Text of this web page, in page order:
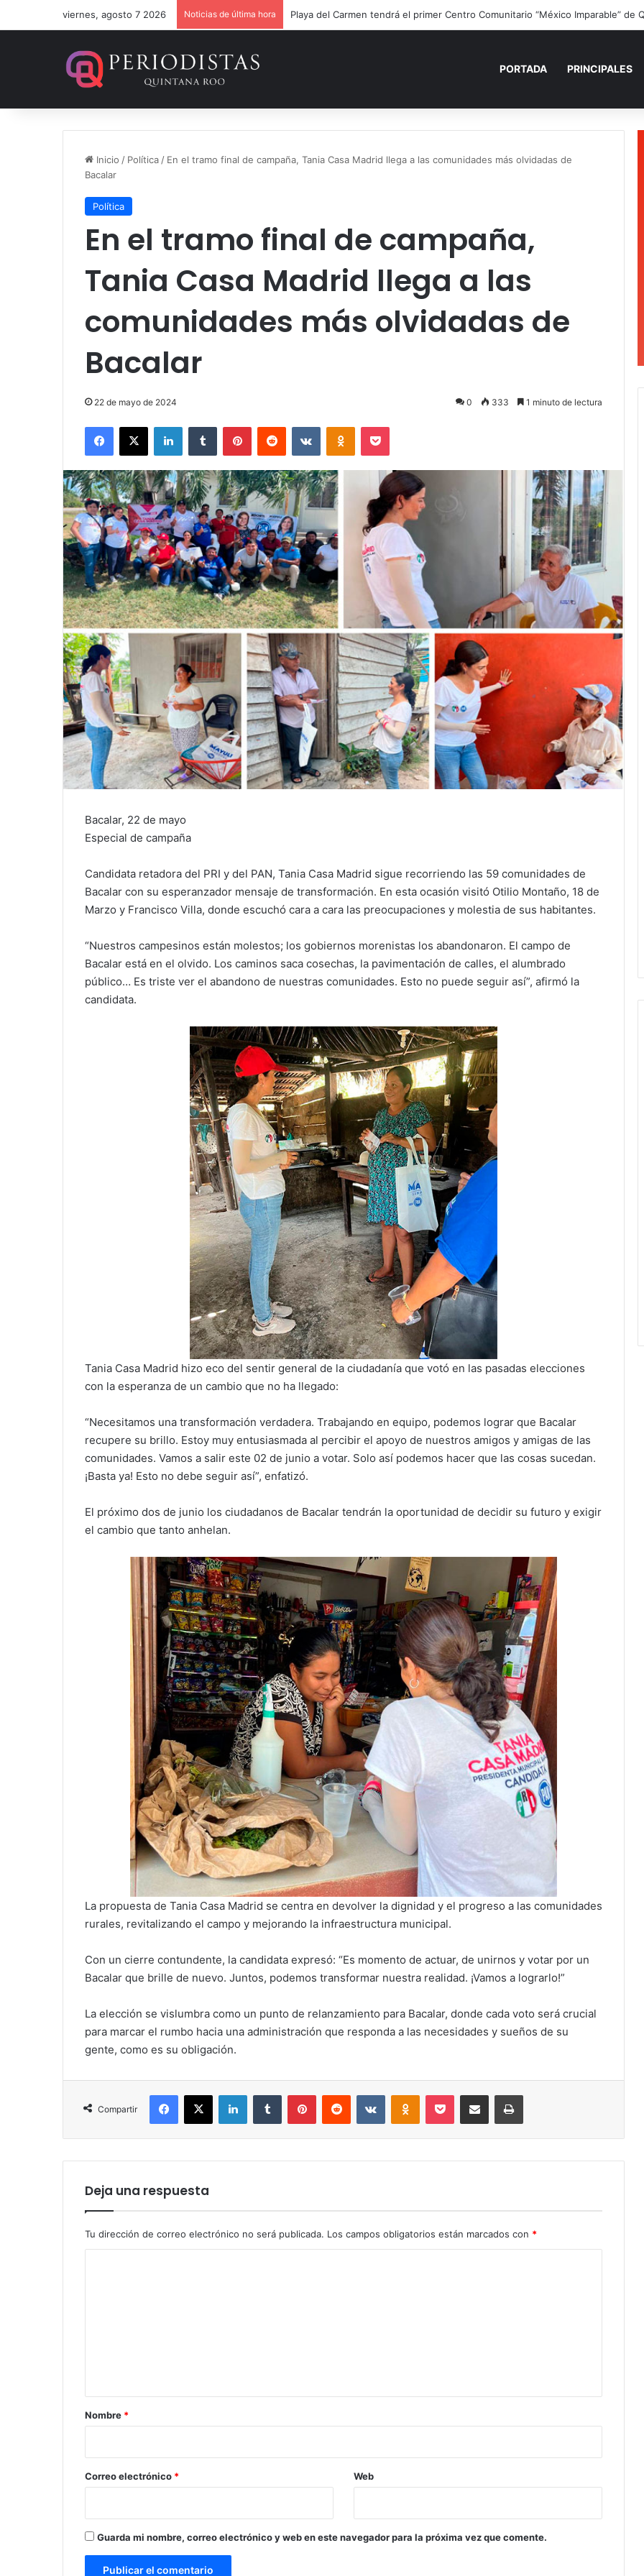
viernes, agosto 7 2026 Noticias de última hora Un verano para recordar: niñas y niños cierran con alegría el curso “Aventuras
PORTADA PRINCIPALES
Inicio / Política / En el tramo final de campaña, Tania Casa Madrid llega a las comunidades más olvidadas de
Bacalar
Política
En el tramo final de campaña,
Tania Casa Madrid llega a las
comunidades más olvidadas de
Bacalar
22 de mayo de 2024 0 333 1 minuto de lectura
Facebook
X LinkedInTumblr PinterestReddit VKontakteOdnoklassniki
Pocket
Bacalar, 22 de mayo
Especial de campaña
Candidata retadora del PRI y del PAN, Tania Casa Madrid sigue recorriendo las 59 comunidades de
Bacalar con su esperanzador mensaje de transformación. En esta ocasión visitó Otilio Montaño, 18 de
Marzo y Francisco Villa, donde escuchó cara a cara las preocupaciones y molestia de sus habitantes.
“Nuestros campesinos están molestos; los gobiernos morenistas los abandonaron. El campo de
Bacalar está en el olvido. Los caminos saca cosechas, la pavimentación de calles, el alumbrado
público… Es triste ver el abandono de nuestras comunidades. Esto no puede seguir así”, afirmó la
candidata.
Tania Casa Madrid hizo eco del sentir general de la ciudadanía que votó en las pasadas elecciones
con la esperanza de un cambio que no ha llegado:
“Necesitamos una transformación verdadera. Trabajando en equipo, podemos lograr que Bacalar
recupere su brillo. Estoy muy entusiasmada al percibir el apoyo de nuestros amigos y amigas de las
comunidades. Vamos a salir este 02 de junio a votar. Solo así podemos hacer que las cosas sucedan.
¡Basta ya! Esto no debe seguir así”, enfatizó.
El próximo dos de junio los ciudadanos de Bacalar tendrán la oportunidad de decidir su futuro y exigir
el cambio que tanto anhelan.
La propuesta de Tania Casa Madrid se centra en devolver la dignidad y el progreso a las comunidades
rurales, revitalizando el campo y mejorando la infraestructura municipal.
Con un cierre contundente, la candidata expresó: “Es momento de actuar, de unirnos y votar por un
Bacalar que brille de nuevo. Juntos, podemos transformar nuestra realidad. ¡Vamos a lograrlo!”
La elección se vislumbra como un punto de relanzamiento para Bacalar, donde cada voto será crucial
para marcar el rumbo hacia una administración que responda a las necesidades y sueños de su
gente, como es su obligación.
Compartir
Facebook
X LinkedInTumblr PinterestReddit VKontakteOdnoklassniki
Pocket Compartir por correo electrónicoImprimir
Deja una respuesta
Tu dirección de correo electrónico no será publicada. Los campos obligatorios están marcados con *
r
*
Nombre *
Correo electrónico * Web
Guarda mi nombre, correo electrónico y web en este navegador para la próxima vez que comente.